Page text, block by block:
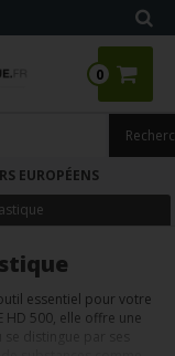
0
EUROPÉENS
essentiel pour votre
HD 500, elle offre une